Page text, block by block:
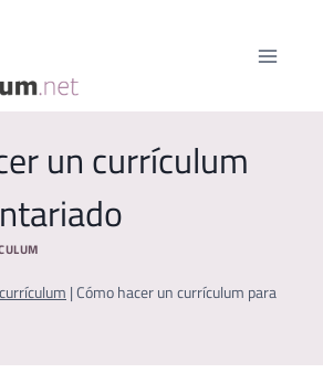
un currículum
| Cómo hacer un currículum para